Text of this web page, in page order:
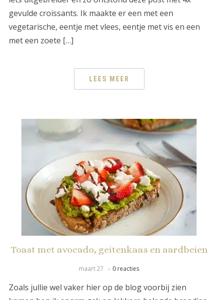
gevulde croissants. Ik maakte er een met een
vegetarische, eentje met vlees, eentje met vis en een
met een zoete […]
LEES MEER
Toast met avocado, geitenkaas en aardbeien
maart 27 0 reacties
Zoals jullie wel vaker hier op de blog voorbij zien